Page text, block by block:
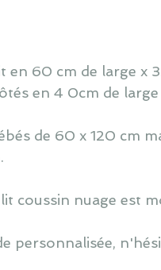
en 60 cm de large x
en 4 0cm de
de 60 x 120 cm
coussin nuage est
personnalisée,